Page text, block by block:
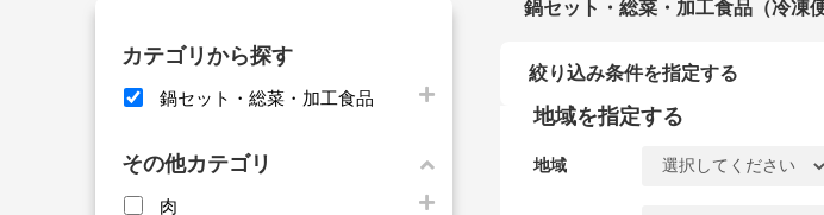
カテゴリから探す
鍋セット・総菜・加工食品
その他カテゴリ
肉
鍋セット・総菜・加工食品（冷凍
絞り込み条件を指定する
地域を指定する
地域